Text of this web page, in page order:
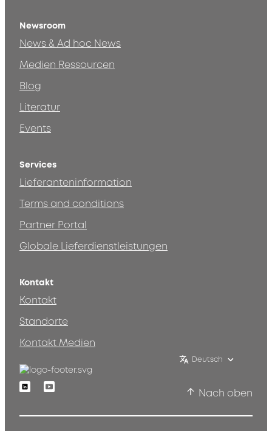
Newsroom
News & Ad hoc News
Medien Ressourcen
Blog
Literatur
Events
Services
Lieferanteninformation
Terms and conditions
Partner Portal
Globale Lieferdienstleistungen
Kontakt
Kontakt
Standorte
Kontakt Medien
Deutsch
LinkedinYoutube
Nach oben